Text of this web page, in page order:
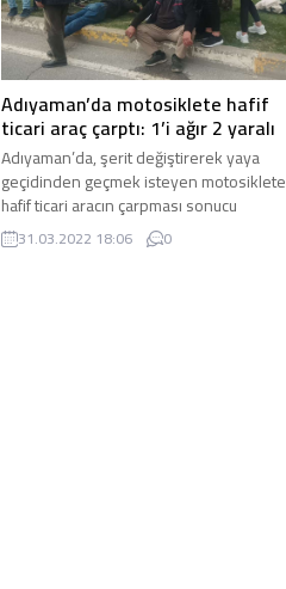
Adıyaman’da motosiklete hafif
ticari araç çarptı: 1’i ağır 2 yaralı
Adıyaman’da, şerit değiştirerek yaya
geçidinden geçmek isteyen motosiklete
hafif ticari aracın çarpması sonucu
meydana gelen kazada 1’i ağır 2 ...
31.03.2022 18:06 0